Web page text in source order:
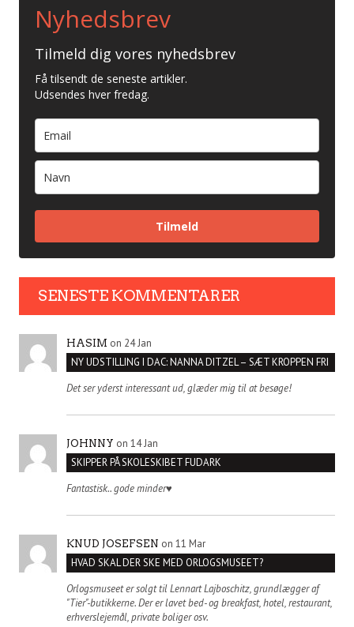
Nyhedsbrev
Tilmeld dig vores nyhedsbrev
Få tilsendt de seneste artikler.
Udsendes hver fredag.
Tilmeld
SENESTE KOMMENTARER
HASIM on 24 Jan
NY UDSTILLING I DAC: NANNA DITZEL – SÆT KROPPEN FRI
Det ser yderst interessant ud, glæder mig til at besøge!
JOHNNY on 14 Jan
SKIPPER PÅ SKOLESKIBET FUDARK
Fantastisk.. gode minder♥️
KNUD JOSEFSEN on 11 Mar
HVAD SKAL DER SKE MED ORLOGSMUSEET?
Orlogsmuseet er solgt til Lennart Lajboschitz, grundlægger af
"Tier"-butikkerne. Der er lavet bed- og breakfast, hotel, restaurant,
erhverslejemål, private boliger osv.